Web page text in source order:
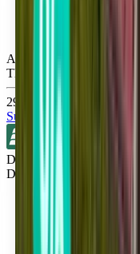
Atlanta ATL
Thu, Sep 17
29 €
Suche
Direkt
Detroit DTW